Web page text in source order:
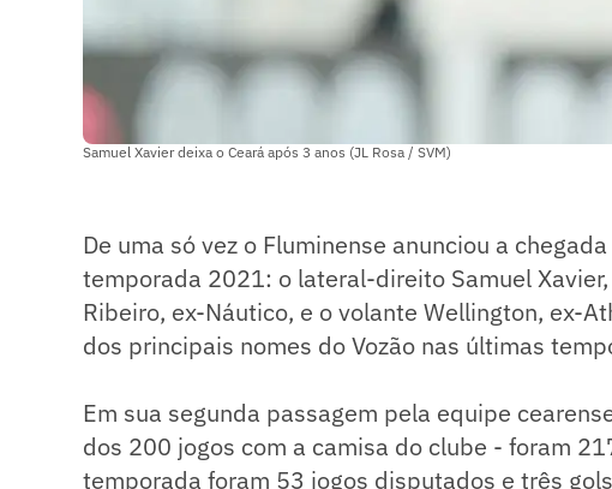
Samuel Xavier deixa o Ceará após 3 anos (JL Rosa / SVM)
De uma só vez o Fluminense anunciou a
temporada 2021: o lateral-direito Samuel
Ribeiro, ex-Náutico, e o volante Wellington, ex-
dos principais nomes do Vozão nas últimas
Em sua segunda passagem pela equipe
dos 200 jogos com a camisa do clube - foram
temporada foram 53 jogos disputados e três